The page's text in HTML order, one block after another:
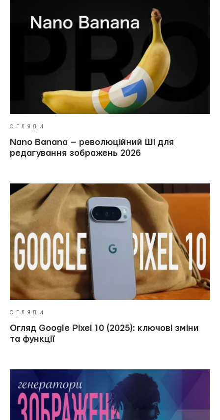
ОГЛЯДИ
Nano Banana — революційний Ші для
редагування зображень 2026
ОГЛЯДИ
Огляд Google Pixel 10 (2025): ключові зміни
та функції